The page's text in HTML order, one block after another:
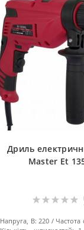
Дриль
Master Et
Напруга, В: 220 Частота